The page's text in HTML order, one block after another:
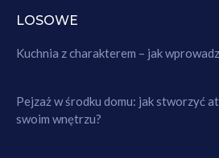
LOSOWE
Kuchnia z charakterem – jak
Pejzaż w środku domu: jak stworzyć
swoim wnętrzu?